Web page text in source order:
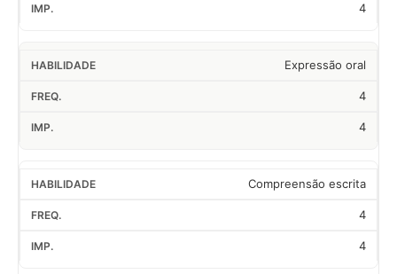
4
Expressão oral
4
4
Compreensão escrita
4
4